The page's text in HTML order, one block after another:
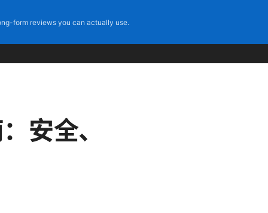
form reviews you can actually use.
安全、